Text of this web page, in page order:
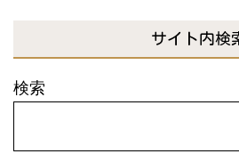
サイト内検
検索